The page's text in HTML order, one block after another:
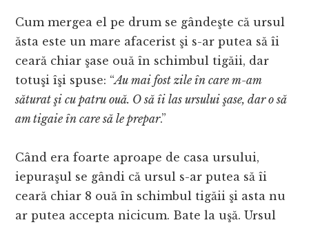
Cum mergea el pe drum se gândeşte că ursul
ăsta este un mare afacerist şi s-ar putea să îi
ceară chiar şase ouă în schimbul tigăii, dar
totuşi îşi spuse: “Au mai fost zile în care m-am
săturat şi cu patru ouă. O să îi las ursului şase, dar o să
am tigaie în care să le prepar.”
Când era foarte aproape de casa ursului,
iepuraşul se gândi că ursul s-ar putea să îi
ceară chiar 8 ouă în schimbul tigăii şi asta nu
ar putea accepta nicicum. Bate la uşă. Ursul